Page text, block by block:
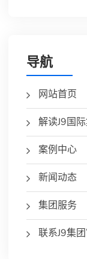
导航
网站首页
解读J9国
案例中心
新闻动态
集团服务
联系J9集